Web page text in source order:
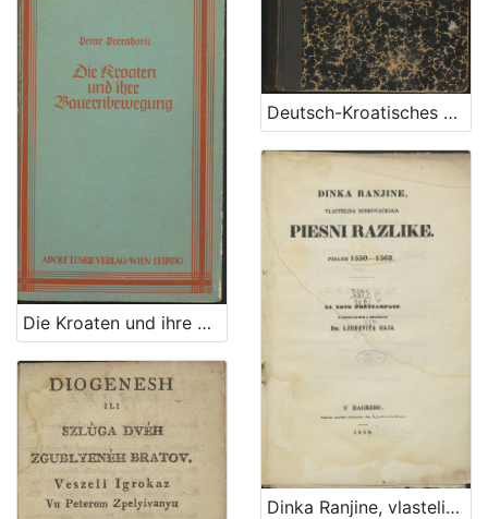
Deutsch-Kroatisches Wörterbuch / von Bogoslav Šulek
Die Kroaten und ihre Bauernbewegung / Petar Preradović ; [Lichtbildner Firšt, Kotzmann, Dabac]
Dinka Ranjine, vlastelina dubrovačkoga Piesni razlike : pisane 1550-1563. : na novo preštampane